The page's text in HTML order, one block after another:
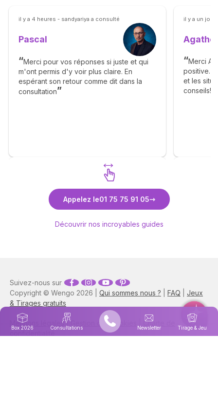
il y a 4 heures - sandyariya a consulté
Pascal
Merci pour vos réponses si juste et qui
m'ont permis d'y voir plus claire. En
espérant son retour comme dit dans la
consultation
Découvrez Pascal
il y a un
Agathe
Merci
positive.
et les
conseils!
Appelez le01 75 75 91 05
Découvrir nos incroyables guides
Box 2026 Consultations Newsletter Tirage & Jeu
Copyright © Wengo 2026 | Qui sommes nous ? FAQ
Jeux
& Tirages gratuits
Mentions légales| Gestion des cookies
Charte de
Suivez-nous sur